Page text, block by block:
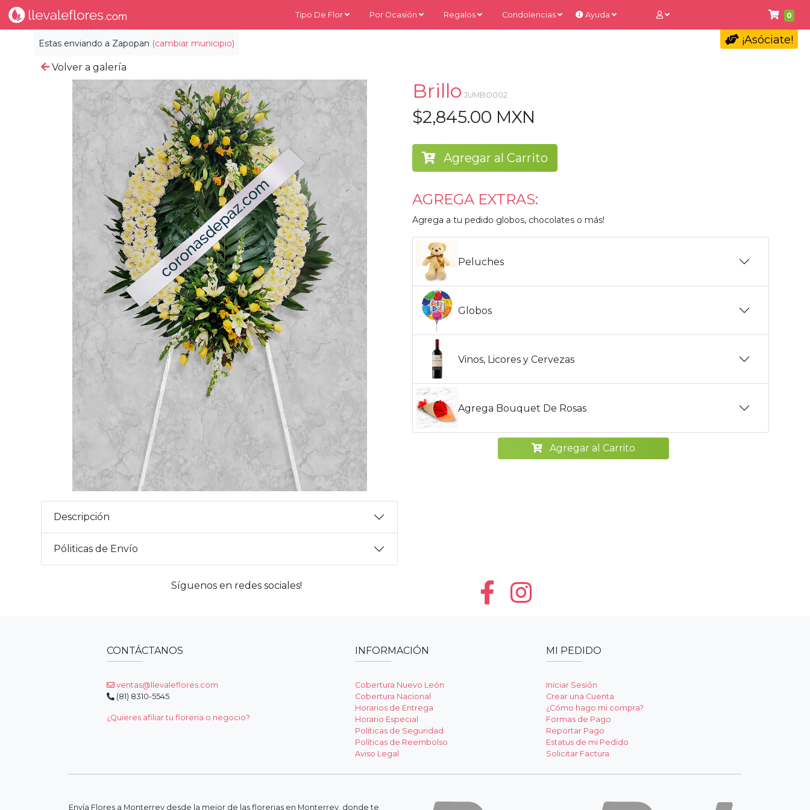
0
Estas enviando a Zapopan (cambiar municipio)
Tipo De Flor Por Ocasión Regalos Condolencias Ayuda
¡Asóciate!
Volver a galería
Descripción
Póliticas de Envío
Brillo JUMBO002
$2,845.00 MXN
Agregar al Carrito
AGREGA EXTRAS:
Agrega a tu pedido globos, chocolates o más!
Peluches
Globos
Vinos, Licores y Cervezas
Agrega Bouquet De Rosas
Agregar al Carrito
Síguenos en redes sociales!
CONTÁCTANOS
ventas@llevaleflores.com
(81) 8310-5545
¿Quieres afiliar tu floreria o negocio?
INFORMACIÓN
Cobertura Nuevo León
Cobertura Nacional
Horarios de Entrega
Horario Especial
Políticas de Seguridad
Políticas de Reembolso
Aviso Legal
MI PEDIDO
Iniciar Sesión
Crear una Cuenta
¿Cómo hago mi compra?
Formas de Pago
Reportar Pago
Estatus de mi Pedido
Solicitar Factura
Envía Flores a Monterrey desde la mejor de las florerias en Monterrey, donde te